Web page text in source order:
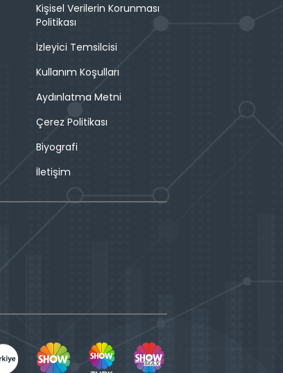
Kişisel Verilerin Korunması
Politikası
İzleyici Temsilcisi
Kullanım Koşulları
Aydınlatma Metni
Çerez Politikası
Biyografi
İletişim